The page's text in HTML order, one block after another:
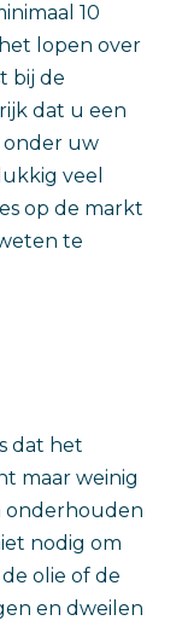
10
lopen over
bij de
dat u een
uw
veel
op de markt
te
dat het
maar weinig
onderhouden
nodig om
olie of de
en dweilen